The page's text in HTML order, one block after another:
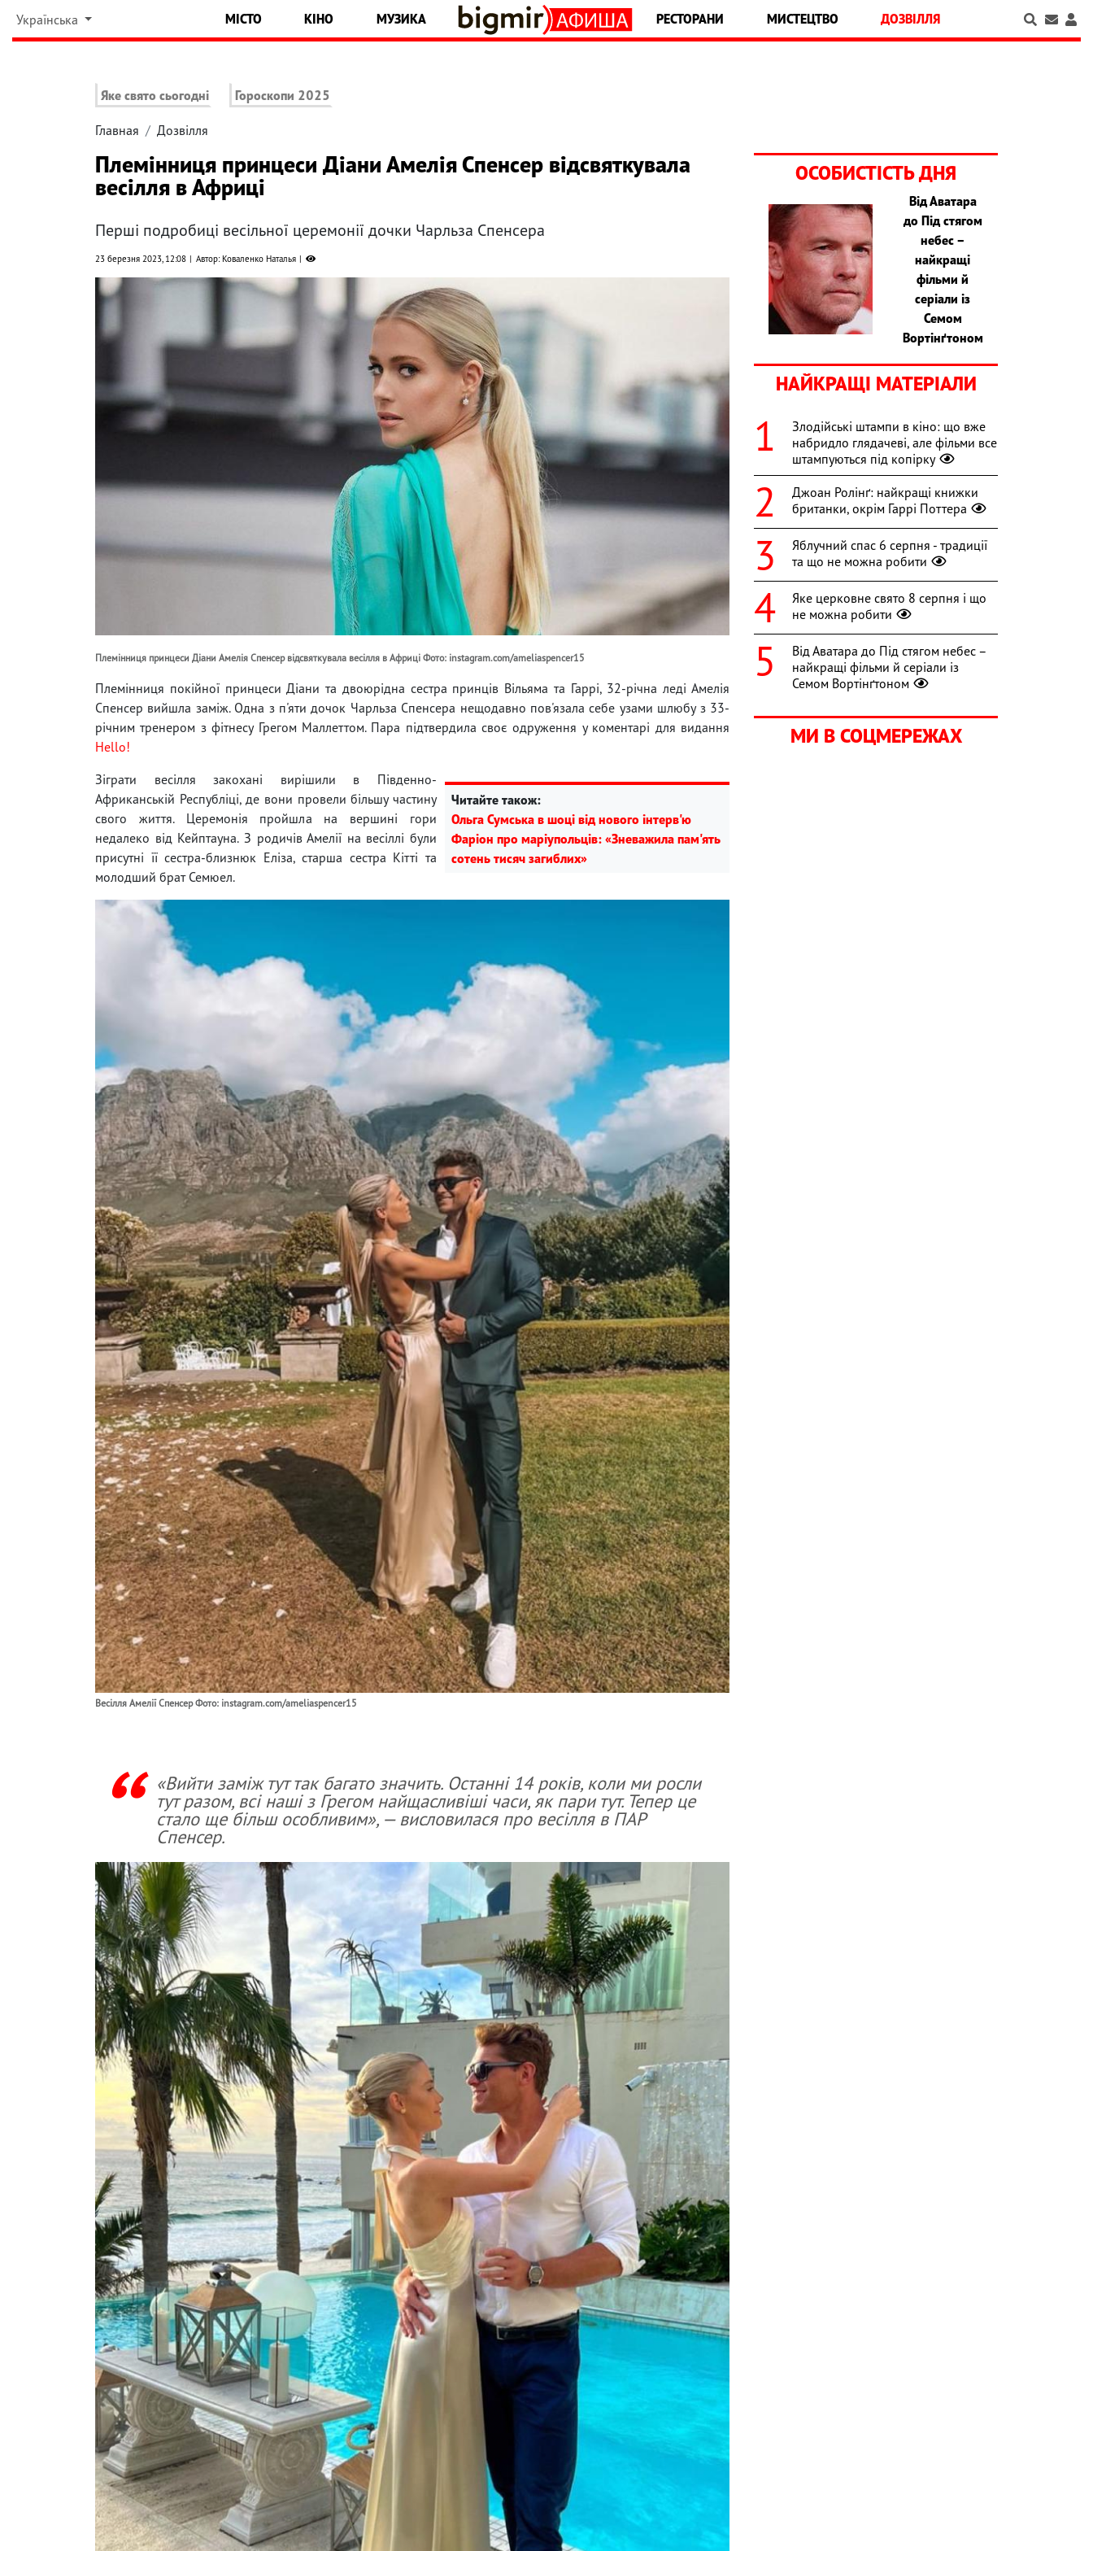
Українська МІСТО КІНО МУЗИКА РЕСТОРАНИ МИСТЕЦТВО ДОЗВІЛЛЯ
Яке свято сьогодні Гороскопи 2025
Главная Дозвілля
Племінниця принцеси Діани Амелія Спенсер відсвяткувала
весілля в Африці
Перші подробиці весільної церемонії дочки Чарльза Спенсера
23 березня 2023, 12:08 Автор: Коваленко Наталья
Племінниця принцеси Діани Амелія Спенсер відсвяткувала весілля в Африці Фото: instagram.com/ameliaspencer15
Племінниця покійної принцеси Діани та двоюрідна сестра принців Вільяма та Гаррі, 32-річна леді Амелія
Спенсер вийшла заміж. Одна з п'яти дочок Чарльза Спенсера нещодавно пов'язала себе узами шлюбу з 33-
річним тренером з фітнесу Грегом Маллеттом. Пара підтвердила своє одруження у коментарі для видання
Hello!
Читайте також:
Ольга Сумська в шоці від нового інтерв'ю
Фаріон про маріупольців: «Зневажила пам'ять
сотень тисяч загиблих»
Зіграти весілля закохані вирішили в Південно-
Африканській Республіці, де вони провели більшу частину
свого життя. Церемонія пройшла на вершині гори
недалеко від Кейптауна. З родичів Амелії на весіллі були
присутні її сестра-близнюк Еліза, старша сестра Кітті та
молодший брат Семюел.
Весілля Амелії Спенсер Фото: instagram.com/ameliaspencer15
«Вийти заміж тут так багато значить. Останні 14 років, коли ми росли
тут разом, всі наші з Грегом найщасливіші часи, як пари тут. Тепер це
стало ще більш особливим», — висловилася про весілля в ПАР
Спенсер.
ОСОБИСТІСТЬ ДНЯ
Від Аватара
до Під стягом
небес –
найкращі
фільми й
серіали із
Семом
Вортінґтоном
НАЙКРАЩІ МАТЕРІАЛИ
Злодійські штампи в кіно: що вже
набридло глядачеві, але фільми все
штампуються під копірку
Джоан Ролінґ: найкращі книжки
британки, окрім Гаррі Поттера
Яблучний спас 6 серпня - традиції
та що не можна робити
Яке церковне свято 8 серпня і що
не можна робити
Від Аватара до Під стягом небес –
найкращі фільми й серіали із
Семом Вортінґтоном
МИ В СОЦМЕРЕЖАХ